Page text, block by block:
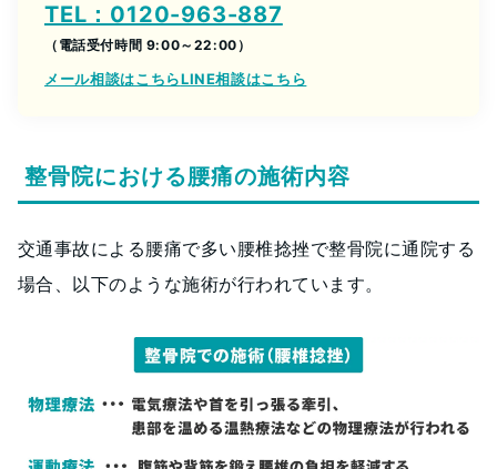
TEL：0120-963-887
（電話受付時間 9:00～22:00）
メール相談はこちらLINE相談はこちら
整骨院における腰痛の施術内容
交通事故による腰痛で多い腰椎捻挫で整骨院に通院する
場合、以下のような施術が行われています。